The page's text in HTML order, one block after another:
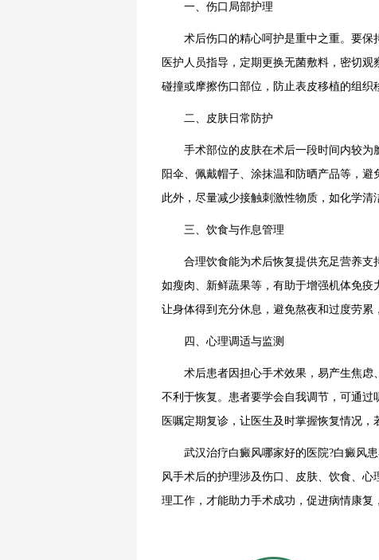
一、伤口局部护理
术后伤口的精心呵护是重中之重。要保
医护人员指导，定期更换无菌敷料，密切
碰撞或摩擦伤口部位，防止表皮移植的组织
二、皮肤日常防护
手术部位的皮肤在术后一段时间内较为
阳伞、佩戴帽子、涂抹温和防晒产品等，避
此外，尽量减少接触刺激性物质，如化学清
三、饮食与作息管理
合理饮食能为术后恢复提供充足营养支
如瘦肉、新鲜蔬果等，有助于增强机体免疫
让身体得到充分休息，避免熬夜和过度劳累
四、心理调适与监测
术后患者因担心手术效果，易产生焦虑
不利于恢复。患者要学会自我调节，可通
医嘱定期复诊，让医生及时掌握恢复情况，
武汉治疗白癜风哪家好的医院?白癜风患
风手术后的护理涉及伤口、皮肤、饮食、
理工作，才能助力手术成功，促进病情康复